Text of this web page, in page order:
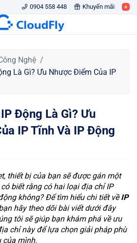
0904 558 448 Khuyến mãi
Nghệ
Là Gì? Ưu Nhược Điểm Của IP
Động Là Gì? Ưu
IP Tĩnh Và IP Động
thiết bị của bạn sẽ được gán một
biết rằng có hai loại địa chỉ IP
không? Để tìm hiểu chi tiết vềIP
hãy theo dõi bài viết dưới đây
tôi sẽ giúp bạn khám phá về ưu
chỉ này để lựa chọn giải pháp phù
của mình.